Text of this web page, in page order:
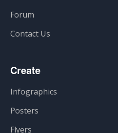
Forum
Contact Us
Create
Infographics
Posters
Flyers